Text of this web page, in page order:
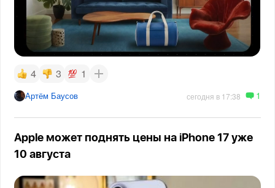
4 3 1
Артём Баусов сегодня в 17:38 1
Apple может поднять цены на iPhone 17 уже
10 августа